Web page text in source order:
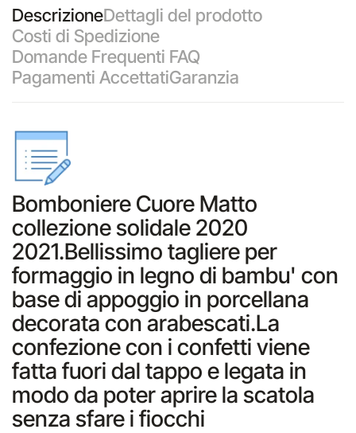
DescrizioneDettagli del prodotto
Costi di Spedizione
Domande Frequenti FAQ
Pagamenti AccettatiGaranzia
Bomboniere Cuore Matto
collezione solidale 2020
2021.Bellissimo tagliere per
formaggio in legno di bambu' con
base di appoggio in porcellana
decorata con arabescati.La
confezione con i confetti viene
fatta fuori dal tappo e legata in
modo da poter aprire la scatola
senza sfare i fiocchi